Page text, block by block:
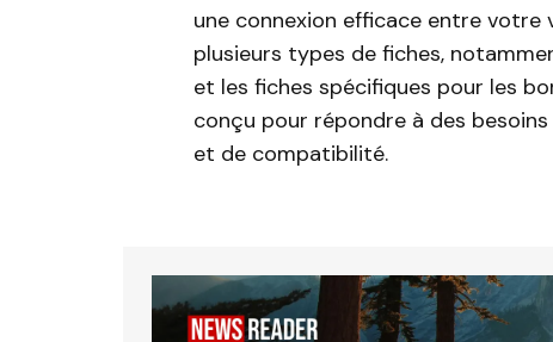
une connexion efficace entre votre
plusieurs types de fiches,
et les fiches spécifiques pour les
conçu pour répondre à des
et de compatibilité.